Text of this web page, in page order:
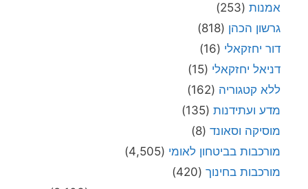
אמנות (253)
גרשון הכהן (818)
דור יחזקאלי (16)
דניאל יחזקאלי (15)
ללא קטגוריה (162)
מדע ועתידנות (135)
מוסיקה וסאונד (8)
מורכבות בביטחון לאומי (4,505)
מורכבות בחינוך (420)